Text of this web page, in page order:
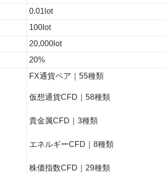
0.01lot
100lot
20,000lot
20%
FX通貨ペア｜55種類
仮想通貨CFD｜58種類
貴金属CFD｜3種類
エネルギーCFD｜8種類
株価指数CFD｜29種類